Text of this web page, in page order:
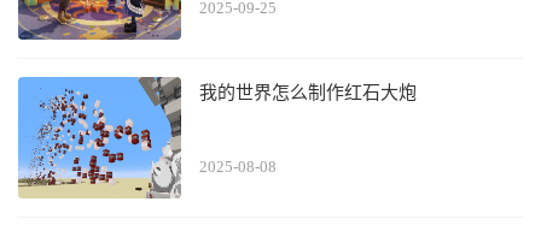
2025-09-25
我的世界怎么制作红石大炮
2025-08-08